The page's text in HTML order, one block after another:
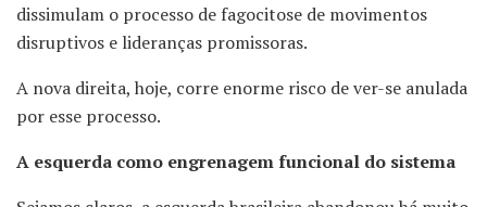
dissimulam o processo de fagocitose de movimentos
disruptivos e lideranças promissoras.
A nova direita, hoje, corre enorme risco de ver-se anulada
por esse processo.
A esquerda como engrenagem funcional do sistema